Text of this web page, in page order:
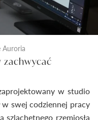
w studio
w swej codziennej pracy
szlachetnego rzemiosła